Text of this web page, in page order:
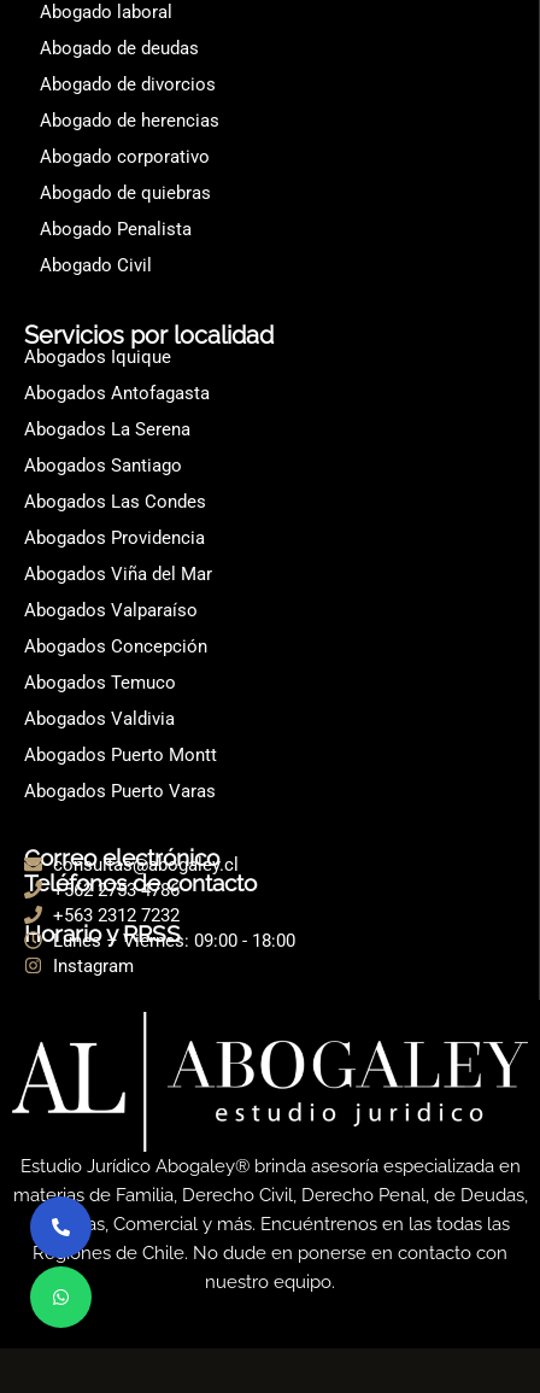
Abogado laboral
Abogado de deudas
Abogado de divorcios
Abogado de herencias
Abogado corporativo
Abogado de quiebras
Abogado Penalista
Abogado Civil
Servicios por localidad
Abogados Iquique
Abogados Antofagasta
Abogados La Serena
Abogados Santiago
Abogados Las Condes
Abogados Providencia
Abogados Viña del Mar
Abogados Valparaíso
Abogados Concepción
Abogados Temuco
Abogados Valdivia
Abogados Puerto Montt
Abogados Puerto Varas
Correo electrónico
consultas@abogaley.cl
Teléfonos de contacto
+562 2753 4786
+563 2312 7232
Horario y RRSS
Lunes – Viernes: 09:00 - 18:00
Instagram
Estudio Jurídico Abogaley® brinda asesoría especializada en
materias de Familia, Derecho Civil, Derecho Penal, de Deudas,
Quiebras, Comercial y más. Encuéntrenos en las todas las
Regiones de Chile. No dude en ponerse en contacto con
nuestro equipo.